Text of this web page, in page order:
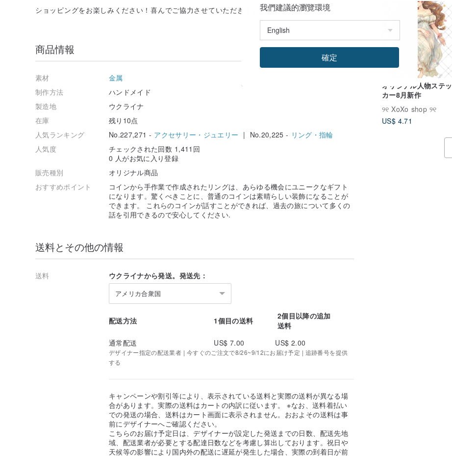
オリジナル人物ステッ
カー8月新作
୨୧ XoXo shop ୨୧
US$ 4.71
ショッピングをお楽しみください！喜んでご協力させていただきます！
商品情報
素材
金属
制作方法
ハンドメイド
製造地
ウクライナ
在庫
残り10点
人気ランキング
No.227,271 - アクセサリー・ジュエリー | No.20,225 - リング・指輪
人気度
チェックされた回数 1,411回
0 人がお気に入り登録
販売種別
オリジナル商品
おすすめポイント
コインから手作業で作成されたリングは、あらゆる機会にユニークなギフト
になります。驚くべきことに、普通のコインは素晴らしい装飾になることが
できます。 これらのコインが話すことができれば、過去の旅について多くの
話を引用できるので安心してください.
送料とその他の情報
送料 ウクライナから発送。発送先：
アメリカ合衆国
配送方法 1個目の送料
2個目以降の追加
送料
通常配送
US$ 7.00 US$ 2.00
デザイナー指定の配送業者 | 今すぐのご注文で8/26~9/12にお届け予定 | 追跡番号を提供
する
キャンペーンや割引等により、表示されている送料と実際の送料が異なる場
合があります。実際の送料はカートの内訳に従います。 ※なお、送料着払い
での発送の場合、送料はカート画面に表示されません。おおよその送料は事
前にデザイナーへご確認ください。
こちらのお届け予定日は、デザイナーが設定した発送までの日数、配送先地
域、配送業者が必要とする配達日数などを考慮し算出しております。祝日や
天候等の影響により国内外の配送に遅延が発生した場合、実際の到着日が前
我們建議的瀏覽環境
確定